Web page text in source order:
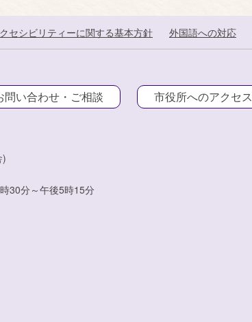
セシビリティーに関する基本方針 外国語への対応
問い合わせ・ご相談 市役所へのアクセス
)
30分～午後5時15分